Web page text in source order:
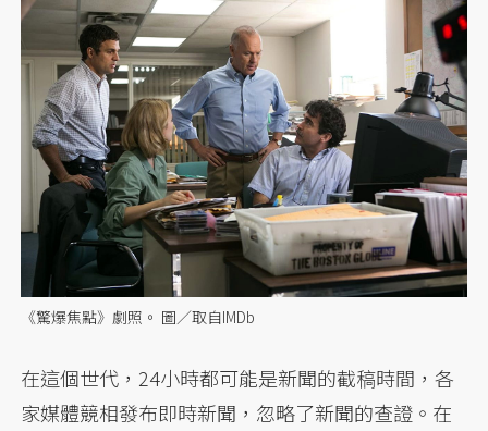
《驚爆焦點》劇照。 圖／取自IMDb
在這個世代，24小時都可能是新聞的截稿時間，各
家媒體競相發布即時新聞，忽略了新聞的查證。在